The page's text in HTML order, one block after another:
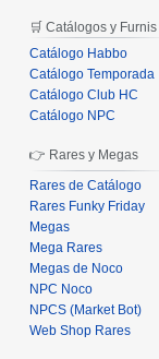
🛒 Catálogos y Furnis
Catálogo Habbo
Catálogo Temporada
Catálogo Club HC
Catálogo NPC
👉 Rares y Megas
Rares de Catálogo
Rares Funky Friday
Megas
Mega Rares
Megas de Noco
NPC Noco
NPCS (Market Bot)
Web Shop Rares